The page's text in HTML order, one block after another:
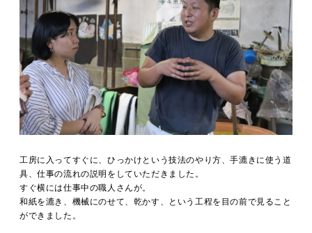
工房に入ってすぐに、ひっかけという技法のやり方、手漉きに使う道
具、仕事の流れの説明をしていただきました。
すぐ横には仕事中の職人さんが。
和紙を漉き、機械にのせて、乾かす、という工程を目の前で見ること
ができました。